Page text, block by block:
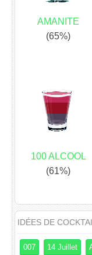
AMANITE
(65%)
100 ALCOOL
(61%)
IDÉES DE
007 14 Juillet